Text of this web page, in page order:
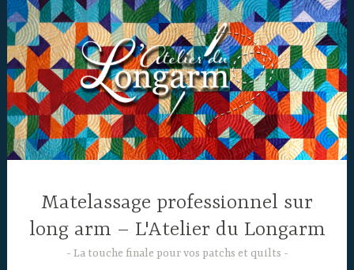
Accéder
au
contenu
principal
Matelassage professionnel sur
long arm – L'Atelier du Longarm
La touche finale pour vos patchs et quilts